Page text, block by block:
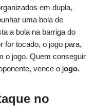
em dupla,
uma bola de
a bola na barriga do
for tocado, o jogo para,
o jogo. Quem conseguir
vence o jogo.
no